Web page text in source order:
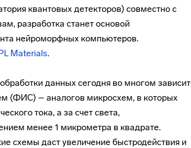
квантовых детекторов) совместно с
разработка станет основой
нейроморфных компьютеров.
Materials.
данных сегодня во многом зависит
(ФИС) – аналогов микросхем, в которых
тока, а за счет света,
менее 1 микрометра в квадрате.
схемы даст увеличение быстродействия и